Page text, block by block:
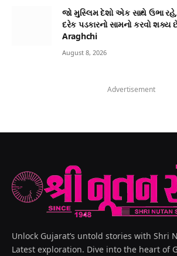
જો મુસ્લિમ દેશો એક સાથે ઉભા રહે,
દરેક પડકારનો સામનો કરવો શક્ય
Araghchi
August 8, 2026
Advertisement
Unlock Gujarat’s untold stories with Shri
Latest exploration. Dive into the heart of